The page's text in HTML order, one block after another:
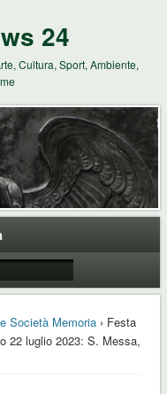
24
Cultura, Sport, Ambiente,
Società Memoria› Festa
22 luglio 2023: S. Messa,